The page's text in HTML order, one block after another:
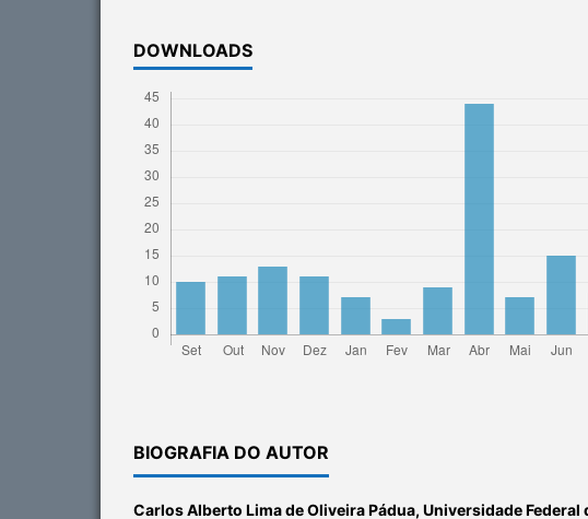
DOWNLOADS
BIOGRAFIA DO AUTOR
Carlos Alberto Lima de Oliveira Pádua, Universidade Federal